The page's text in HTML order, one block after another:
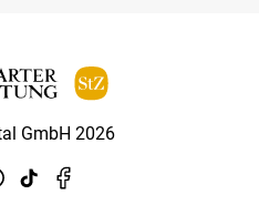
GmbH 2026